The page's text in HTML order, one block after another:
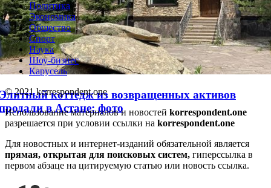
коттедж из возвращенных активов
в Астане: фото
Политика
Экономика
Общество
Спорт
Наука
Шоу-бизнес
Карусель
© 2021 korrespondent.one
Использование материалов и новостей korrespondent.one
разрешается при условии ссылки на korrespondent.one
Для новостных и интернет-изданий обязательной является
прямая, открытая для поисковых систем, гиперссылка в
первом абзаце на цитируемую статью или новость ссылка.